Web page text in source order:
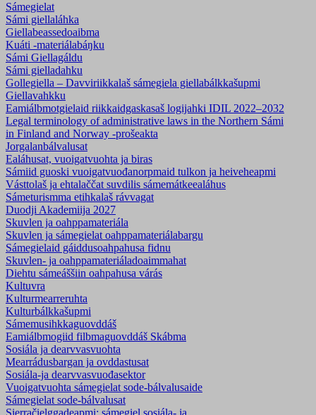
Sámegielat
Sámi giellaláhka
Giellabeassedoaibma
Kuáti -materiálabáŋku
Sámi Giellagáldu
Sámi gielladahku
Gollegiella – Davviriikkalaš sámegiela giellabálkkašupmi
Giellavahkku
Eamiálbmotgielaid riikkaidgaskasaš logijahki IDIL 2022–2032
Legal terminology of administrative laws in the Northern Sámi
in Finland and Norway -prošeakta
Jorgalanbálvalusat
Ealáhusat, vuoigatvuohta ja biras
Sámiid guoski vuoigatvuođanorpmaid tulkon ja heiveheapmi
Vásttolaš ja ehtalaččat suvdilis sámemátkeealáhus
Sámeturismma etihkalaš rávvagat
Duodji Akademiija 2027
Skuvlen ja oahppamateriála
Skuvlen ja sámegielat oahppamateriálabargu
Sámegielaid gáiddusoahpahusa fidnu
Skuvlen- ja oahppamateriála­doaimmahat
Diehtu sámeáššiin oahpahusa várás
Kultuvra
Kulturmearreruhta
Kulturbálkkašupmi
Sámemusihkkaguovddáš
Eamiálbmogiid filbmaguovddáš Skábma
Sosiála ja dearvvasvuohta
Mearrádusbargan ja ovddastusat
Sosiála-ja dearvvasvuođasektor
Vuoigatvuohta sámegielat sode-bálvalusaide
Sámegielat sode-bálvalusat
Sierračielggadeapmi: sámegiel sosiála- ja